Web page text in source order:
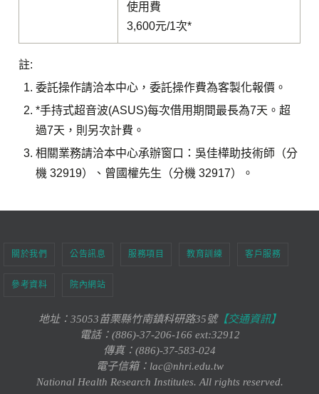
使用費
3,600元/1次*
註:
委託操作請洽本中心，委託操作費為客製化報價。
*手持式超音波(ASUS)每次借用期間最長為7天。超
過7天，則另次計費。
相關業務請洽本中心承辦窗口：吳佳樺助技術師（分
機 32919）、曾國權先生（分機 32917）。
關於我們 公告訊息 服務項目 教育訓練 客戶服務
參考資料 院內網站
地址：35053苗栗縣竹南鎮科研路35號【交通資訊】
電話：(886)-37-206-166 ext:32912
傳真：(886)-37-583-024
電子信箱：lac@nhri.edu.tw
National Health Research Institutes. All rights reserved.